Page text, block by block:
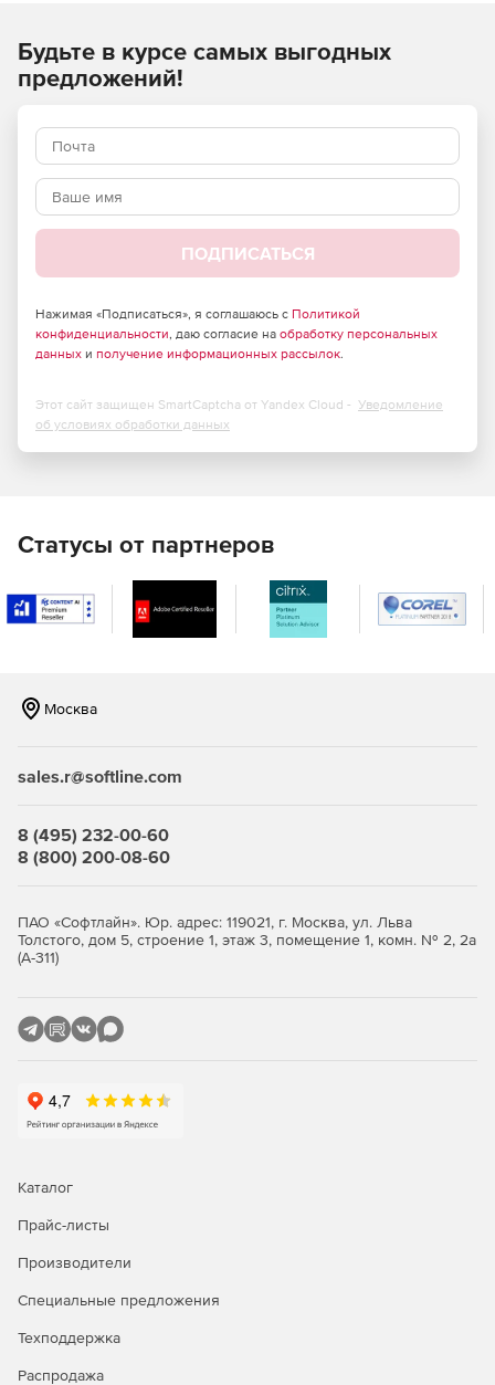
Будьте в курсе самых выгодных
предложений!
ПОДПИСАТЬСЯ
Нажимая «Подписаться», я соглашаюсь с Политикой
конфиденциальности, даю согласие на обработку персональных
данных и получение информационных рассылок.
Этот сайт защищен SmartCaptcha от Yandex Cloud - Уведомление
об условиях обработки данных
Статусы от партнеров
Москва
sales.r@softline.com
8 (495) 232-00-60
8 (800) 200-08-60
ПАО «Софтлайн». Юр. адрес: 119021, г. Москва, ул. Льва
Толстого, дом 5, строение 1, этаж 3, помещение 1, комн. № 2, 2а
(А-311)
Каталог
Прайс-листы
Производители
Специальные предложения
Техподдержка
Распродажа